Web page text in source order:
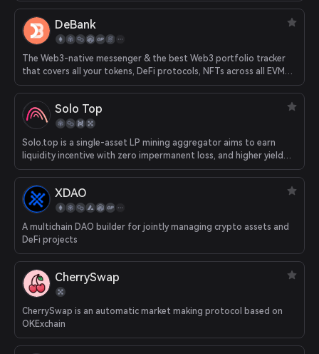
DeBank
The Web3-native messenger & the best Web3 portfolio tracker
that covers all your tokens, DeFi protocols, NFTs across all EVM
chains.
Solo Top
Solo.top is a single-asset LP mining aggregator aims to earn
liquidity incentive with zero impermanent loss, and higher yield
and safer to all users.
XDAO
A multichain DAO builder for jointly managing crypto assets and
DeFi projects
CherrySwap
CherrySwap is an automatic market making protocol based on
OKExchain